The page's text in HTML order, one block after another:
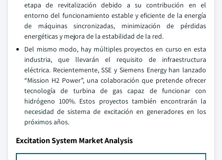
etapa de revitalización debido a su contribución en el
entorno del funcionamiento estable y eficiente de la energía
de máquinas sincronizadas, minimización de pérdidas
energéticas y mejora de la estabilidad de la red.
Del mismo modo, hay múltiples proyectos en curso en esta
industria, que llevarán el requisito de infraestructura
eléctrica. Recientemente, SSE y Siemens Energy han lanzado
“Mission H2 Power”, una colaboración que pretende ofrecer
tecnología de turbina de gas capaz de funcionar con
hidrógeno 100%. Estos proyectos también encontrarán la
necesidad de sistema de excitación en generadores en los
próximos años.
Excitation System Market Analysis